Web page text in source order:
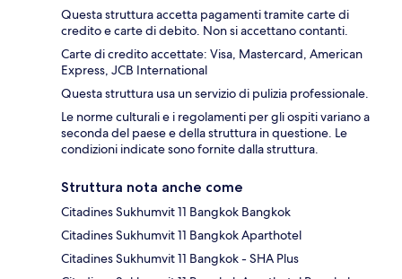
Questa struttura accetta pagamenti tramite carte di
credito e carte di debito. Non si accettano contanti.
Carte di credito accettate: Visa, Mastercard, American
Express, JCB International
Questa struttura usa un servizio di pulizia professionale.
Le norme culturali e i regolamenti per gli ospiti variano a
seconda del paese e della struttura in questione. Le
condizioni indicate sono fornite dalla struttura.
Struttura nota anche come
Citadines Sukhumvit 11 Bangkok Bangkok
Citadines Sukhumvit 11 Bangkok Aparthotel
Citadines Sukhumvit 11 Bangkok - SHA Plus